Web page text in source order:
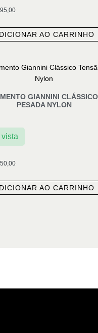
95,00
AO CARRINHO
GIANNINI
PESADA NYLON
50,00
vista
AO CARRINHO